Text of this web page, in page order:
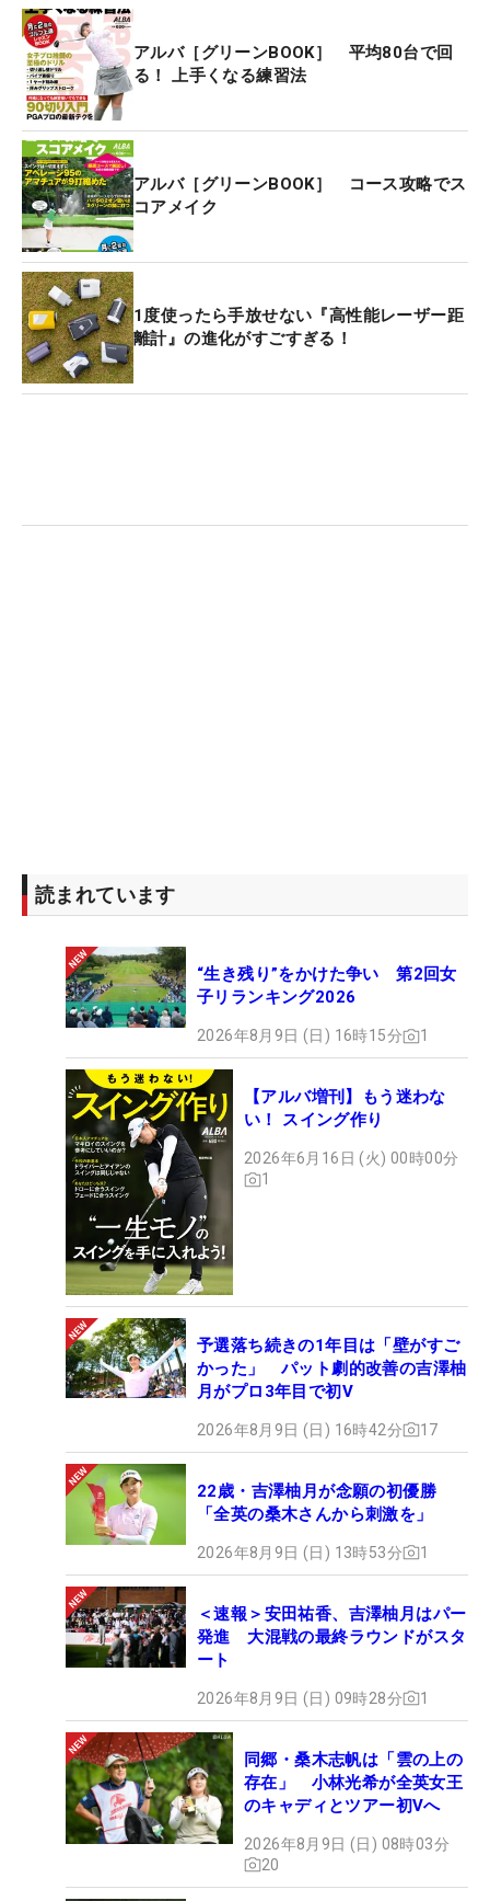
アルバ［グリーンBOOK］ 平均80台で回
る！ 上手くなる練習法
アルバ［グリーンBOOK］ コース攻略でス
コアメイク
1度使ったら手放せない『高性能レーザー距
離計』の進化がすごすぎる！
読まれています
“生き残り”をかけた争い 第2回女
子リランキング2026
2026年8月9日 (日) 16時15分 1
【アルバ増刊】もう迷わな
い！ スイング作り
2026年6月16日 (火) 00時00分
1
予選落ち続きの1年目は「壁がすご
かった」 パット劇的改善の吉澤柚
月がプロ3年目で初V
2026年8月9日 (日) 16時42分 17
22歳・吉澤柚月が念願の初優勝
「全英の桑木さんから刺激を」
2026年8月9日 (日) 13時53分 1
＜速報＞安田祐香、吉澤柚月はパー
発進 大混戦の最終ラウンドがスタ
ート
2026年8月9日 (日) 09時28分 1
同郷・桑木志帆は「雲の上の
存在」 小林光希が全英女王
のキャディとツアー初Vへ
2026年8月9日 (日) 08時03分
20